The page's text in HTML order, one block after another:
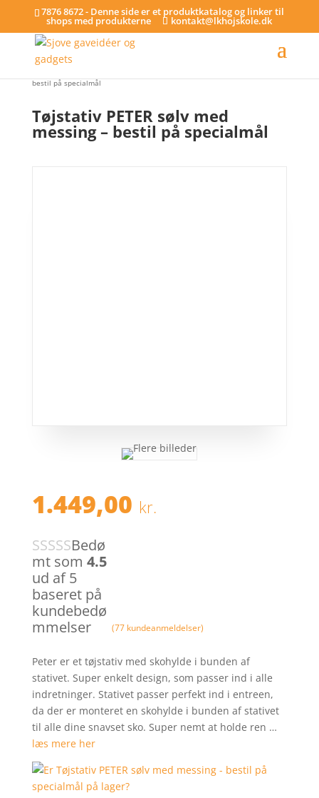
7876 8672 - Denne side er et produktkatalog og linker til
shops med produkterne kontakt@lkhojskole.dk
bestil på specialmål
Tøjstativ PETER sølv med
messing – bestil på specialmål
1.449,00 kr.
Bedø
mt som 4.5
ud af 5
baseret på
kundebedø
mmelser
(77kundeanmeldelser)
Peter er et tøjstativ med skohylde i bunden af
stativet. Super enkelt design, som passer ind i alle
indretninger. Stativet passer perfekt ind i entreen,
da der er monteret en skohylde i bunden af stativet
til alle dine snavset sko. Super nemt at holde ren …
læs mere her